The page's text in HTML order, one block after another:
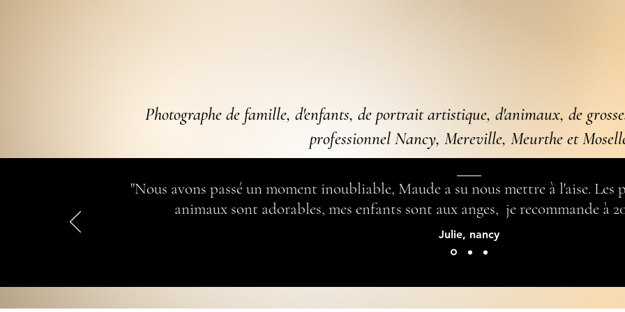
Photographe de famille, d'enfants, de portrait artistique, d'animaux, de
professionnel Nancy, Mereville, Meurthe et
"Nous avons passé un moment inoubliable, Maude a su nous mettre à l'aise. Les
animaux sont adorables, mes enfants sont aux anges, je recommande à
Julie, nancy